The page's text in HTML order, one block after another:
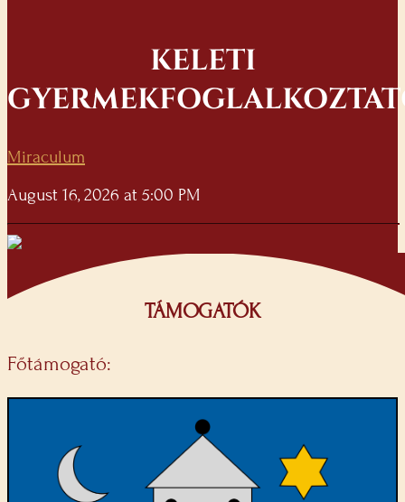
KELETI
Miraculum
August 16, 2026 at 5:00 PM
TÁMOGATÓK
Főtámogató: